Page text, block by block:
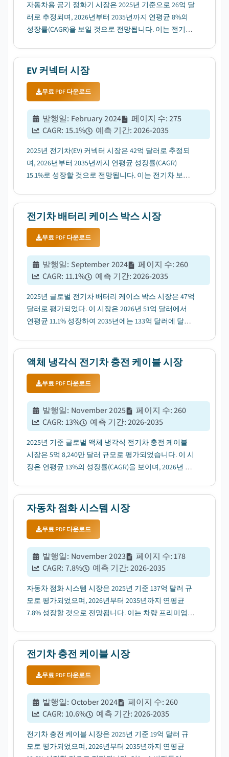
자동차용 공기 정화기 시장은 2025년 기준으로 26억 달
러로 추정되며, 2026년부터 2035년까지 연평균 8%의
성장률(CAGR)을 보일 것으로 전망됩니다. 이는 전기차
EV 커넥터 시장
무료 PDF 다운로드
발행일: February 2024 페이지 수:275
CAGR: 15.1% 예측 기간:2026-2035
2025년 전기차(EV) 커넥터 시장은 42억 달러로 추정되
며, 2026년부터 2035년까지 연평균 성장률(CAGR)
15.1%로 성장할 것으로 전망됩니다. 이는 전기차 보급
전기차 배터리 케이스 박스 시장
무료 PDF 다운로드
발행일: September 2024 페이지 수:260
CAGR: 11.1% 예측 기간:2026-2035
2025년 글로벌 전기차 배터리 케이스 박스 시장은 47억
달러로 평가되었다. 이 시장은 2026년 51억 달러에서
연평균 11.1% 성장하여 2035년에는 133억 달러에 달할
액체 냉각식 전기차 충전 케이블 시장
무료 PDF 다운로드
발행일: November 2025 페이지 수:260
CAGR: 13% 예측 기간:2026-2035
2025년 기준 글로벌 액체 냉각식 전기차 충전 케이블
시장은 5억 8,240만 달러 규모로 평가되었습니다. 이 시
장은 연평균 13%의 성장률(CAGR)을 보이며, 2026년 6
자동차 점화 시스템 시장
무료 PDF 다운로드
발행일: November 2023 페이지 수:178
CAGR: 7.8% 예측 기간:2026-2035
자동차 점화 시스템 시장은 2025년 기준 137억 달러 규
모로 평가되었으며, 2026년부터 2035년까지 연평균
7.8% 성장할 것으로 전망됩니다. 이는 차량 프리미엄화
전기차 충전 케이블 시장
무료 PDF 다운로드
발행일: October 2024 페이지 수:260
CAGR: 10.6% 예측 기간:2026-2035
전기차 충전 케이블 시장은 2025년 기준 19억 달러 규
모로 평가되었으며, 2026년부터 2035년까지 연평균